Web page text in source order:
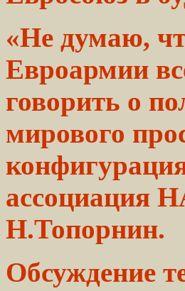
«Не думаю,
Евроармии
говорить о
мирового
ассоциация
Н.Топорнин.
Обсуждение